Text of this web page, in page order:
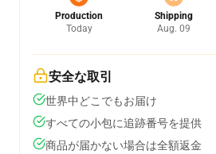
Production
Today
Shipping
Aug. 09
安全な取引
世界中どこでもお届け
すべての小包に追跡番号を提供
商品が届かない場合は全額返金